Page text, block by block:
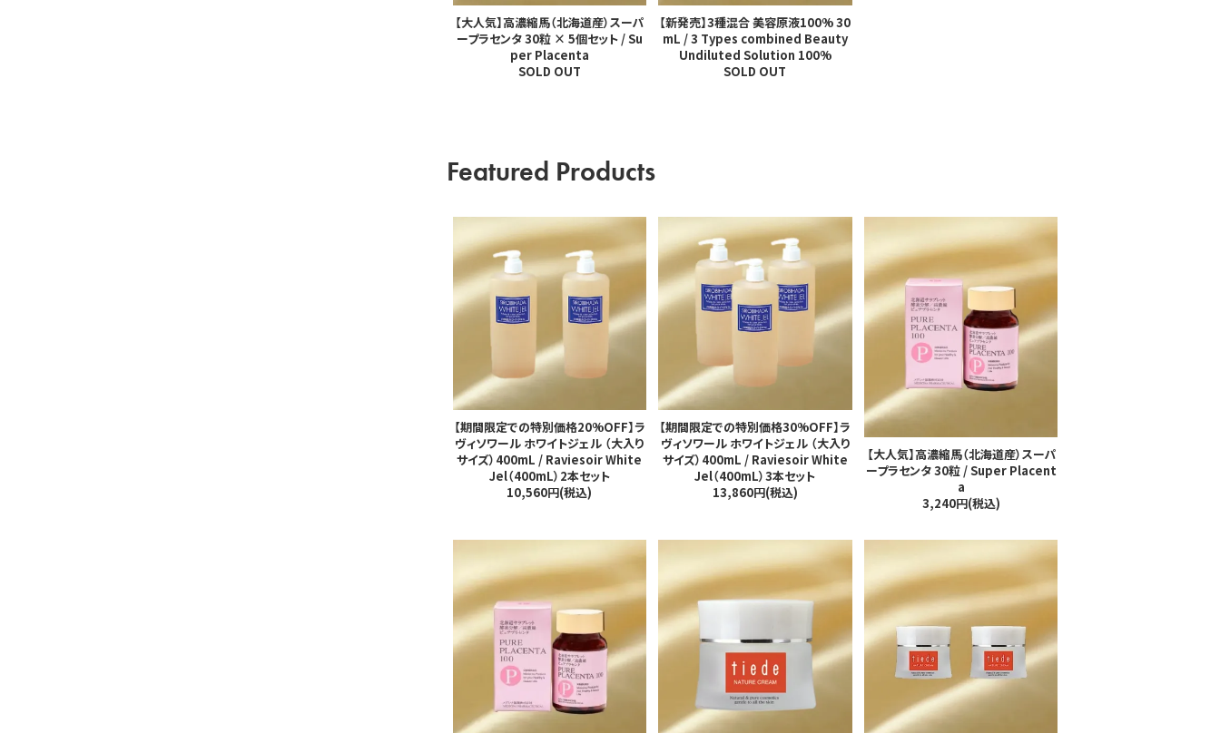
【大人気】高濃縮馬（北海道産）スーパ
ープラセンタ 30粒 × 5個セット / Su
per Placenta
SOLD OUT
【新発売】3種混合 美容原液100% 30
mL / 3 Types combined Beauty
Undiluted Solution 100%
SOLD OUT
Featured Products
【期間限定での特別価格20%OFF】ラ
ヴィソワール ホワイトジェル （大入り
サイズ）400mL / Raviesoir White
Jel（400mL）2本セット
10,560円(税込)
【期間限定での特別価格30%OFF】ラ
ヴィソワール ホワイトジェル （大入り
サイズ）400mL / Raviesoir White
Jel（400mL）3本セット
13,860円(税込)
【大人気】高濃縮馬（北海道産）スーパ
ープラセンタ 30粒 / Super Placent
a
3,240円(税込)